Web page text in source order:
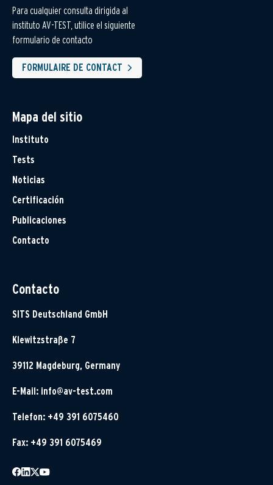
Para cualquier consulta dirigida al
instituto AV-TEST, utilice el siguiente
formulario de contacto
FORMULAIRE DE CONTACT
Mapa del sitio
Instituto
Tests
Noticias
Certificación
Publicaciones
Contacto
Contacto
SITS Deutschland GmbH
Klewitzstraße 7
39112 Magdeburg, Germany
E-Mail: info@av-test.com
Telefon: +49 391 6075460
Fax: +49 391 6075469